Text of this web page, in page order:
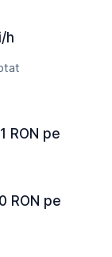
h
RON pe
RON pe